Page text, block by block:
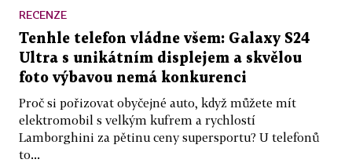
RECENZE
Tenhle telefon vládne všem: Galaxy S24
Ultra s unikátním displejem a skvělou
foto výbavou nemá konkurenci
Proč si pořizovat obyčejné auto, když můžete mít
elektromobil s velkým kufrem a rychlostí
Lamborghini za pětinu ceny supersportu? U telefonů
to...